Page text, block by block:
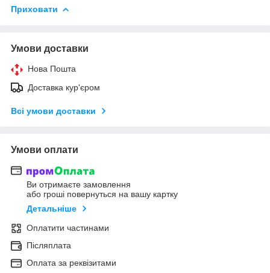
Приховати
Умови доставки
Нова Пошта
Доставка кур'єром
Всі умови доставки
Умови оплати
Ви отримаєте замовлення
або гроші повернуться на вашу картку
Детальніше
Оплатити частинами
Післяплата
Оплата за реквізитами